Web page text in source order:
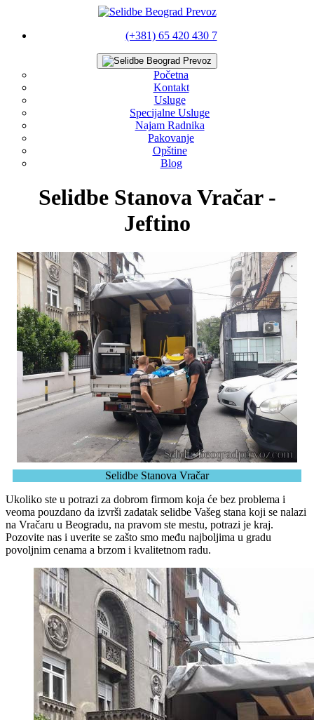
(+381) 65 420 430 7
Početna
Kontakt
Usluge
Specijalne Usluge
Najam Radnika
Pakovanje
Opštine
Blog
Selidbe Stanova Vračar -
Jeftino
Selidbe Stanova Vračar
Ukoliko ste u potrazi za dobrom firmom koja će bez problema i
veoma pouzdano da izvrši zadatak selidbe Vašeg stana koji se nalazi
na Vračaru u Beogradu, na pravom ste mestu, potrazi je kraj.
Pozovite nas i uverite se zašto smo među najboljima u gradu
povoljnim cenama a brzom i kvalitetnom radu.